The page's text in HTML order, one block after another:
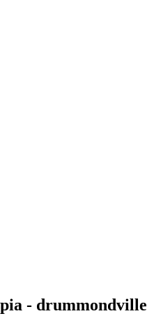
- drummondville